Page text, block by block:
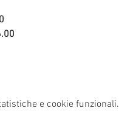
e cookie funzionali.